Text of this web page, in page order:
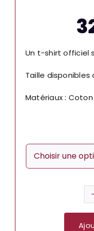
Un t-shirt officiel
Taille disponibles
Matériaux :